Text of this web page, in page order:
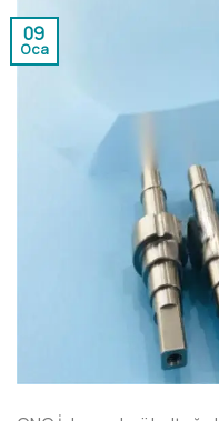
09
Oca